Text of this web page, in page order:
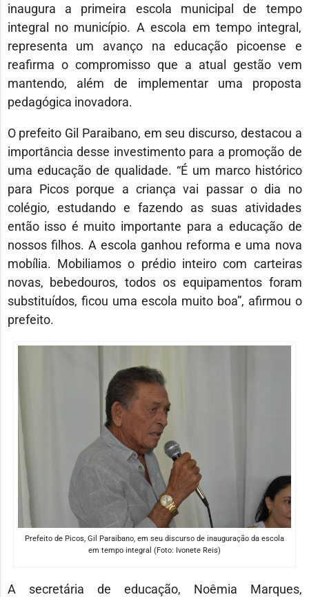
inaugura a primeira escola municipal de tempo
integral no município. A escola em tempo integral,
representa um avanço na educação picoense e
reafirma o compromisso que a atual gestão vem
mantendo, além de implementar uma proposta
pedagógica inovadora.
O prefeito Gil Paraibano, em seu discurso, destacou a
importância desse investimento para a promoção de
uma educação de qualidade. “É um marco histórico
para Picos porque a criança vai passar o dia no
colégio, estudando e fazendo as suas atividades
então isso é muito importante para a educação de
nossos filhos. A escola ganhou reforma e uma nova
mobília. Mobiliamos o prédio inteiro com carteiras
novas, bebedouros, todos os equipamentos foram
substituídos, ficou uma escola muito boa”, afirmou o
prefeito.
Prefeito de Picos, Gil Paraibano, em seu discurso de inauguração da escola
em tempo integral (Foto: Ivonete Reis)
A secretária de educação, Noêmia Marques,